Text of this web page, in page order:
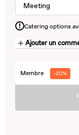
Meeting
! Catering options
Ajouter un
Membre -20%